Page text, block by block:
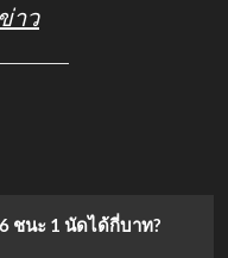
าว
ชนะ 1 นัดได้กี่บาท?